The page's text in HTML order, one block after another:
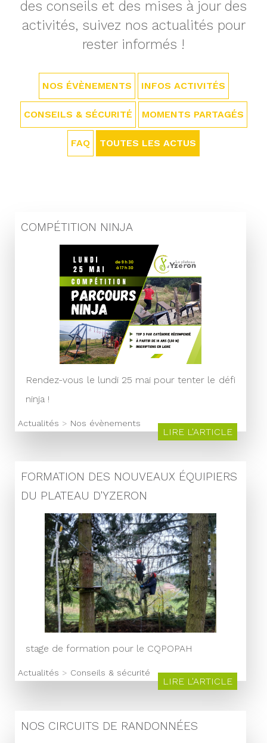
des conseils et des mises à jour des
activités, suivez nos actualités pour
rester informés !
NOS ÉVÈNEMENTS INFOS ACTIVITÉS
CONSEILS & SÉCURITÉ MOMENTS PARTAGÉS
FAQ TOUTES LES ACTUS
COMPÉTITION NINJA
Rendez-vous le lundi 25 mai pour tenter le défi
ninja !
Actualités > Nos évènements
LIRE L'ARTICLE
FORMATION DES NOUVEAUX ÉQUIPIERS
DU PLATEAU D'YZERON
stage de formation pour le CQPOPAH
Actualités > Conseils & sécurité
LIRE L'ARTICLE
NOS CIRCUITS DE RANDONNÉES